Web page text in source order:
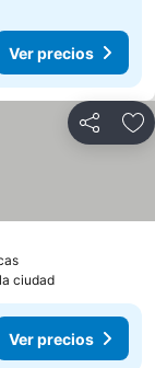
Ver precios
Compartir
ciudad
Ver precios